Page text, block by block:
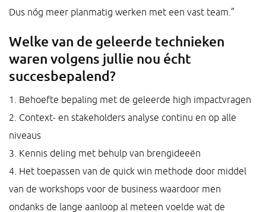
Dus nóg meer planmatig werken met een vast team.”
Welke van de geleerde technieken
waren volgens jullie nou écht
succesbepalend?
1. Behoefte bepaling met de geleerde high impactvragen
2. Context- en stakeholders analyse continu en op alle
niveaus
3. Kennis deling met behulp van brengideeën
4. Het toepassen van de quick win methode door middel
van de workshops voor de business waardoor men
ondanks de lange aanloop al meteen voelde wat de